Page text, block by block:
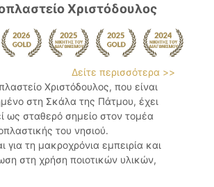
Χριστόδουλος
Δείτε περισσότερα >>
Χριστόδουλος, που είναι
στη Σκάλα της Πάτμου, έχει
ως σταθερό σημείο στον τομέα
του νησιού.
για τη μακροχρόνια εμπειρία και
στη χρήση ποιοτικών υλικών,